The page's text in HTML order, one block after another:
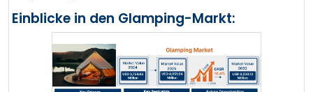
Einblicke in den Glamping-Markt: